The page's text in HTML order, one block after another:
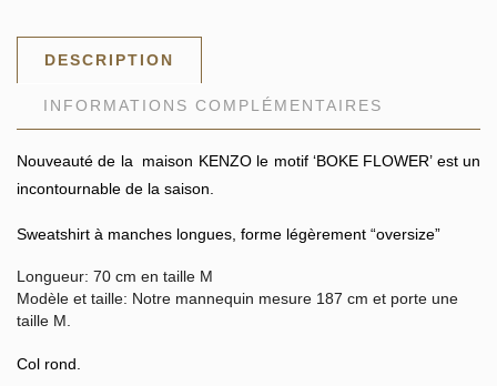
DESCRIPTION
INFORMATIONS COMPLÉMENTAIRES
Nouveauté de la maison KENZO le motif ‘BOKE FLOWER’ est un
incontournable de la saison.
Sweatshirt à manches longues, forme légèrement “oversize”
Longueur: 70 cm en taille M
Modèle et taille: Notre mannequin mesure 187 cm et porte une
taille M.
Col rond.